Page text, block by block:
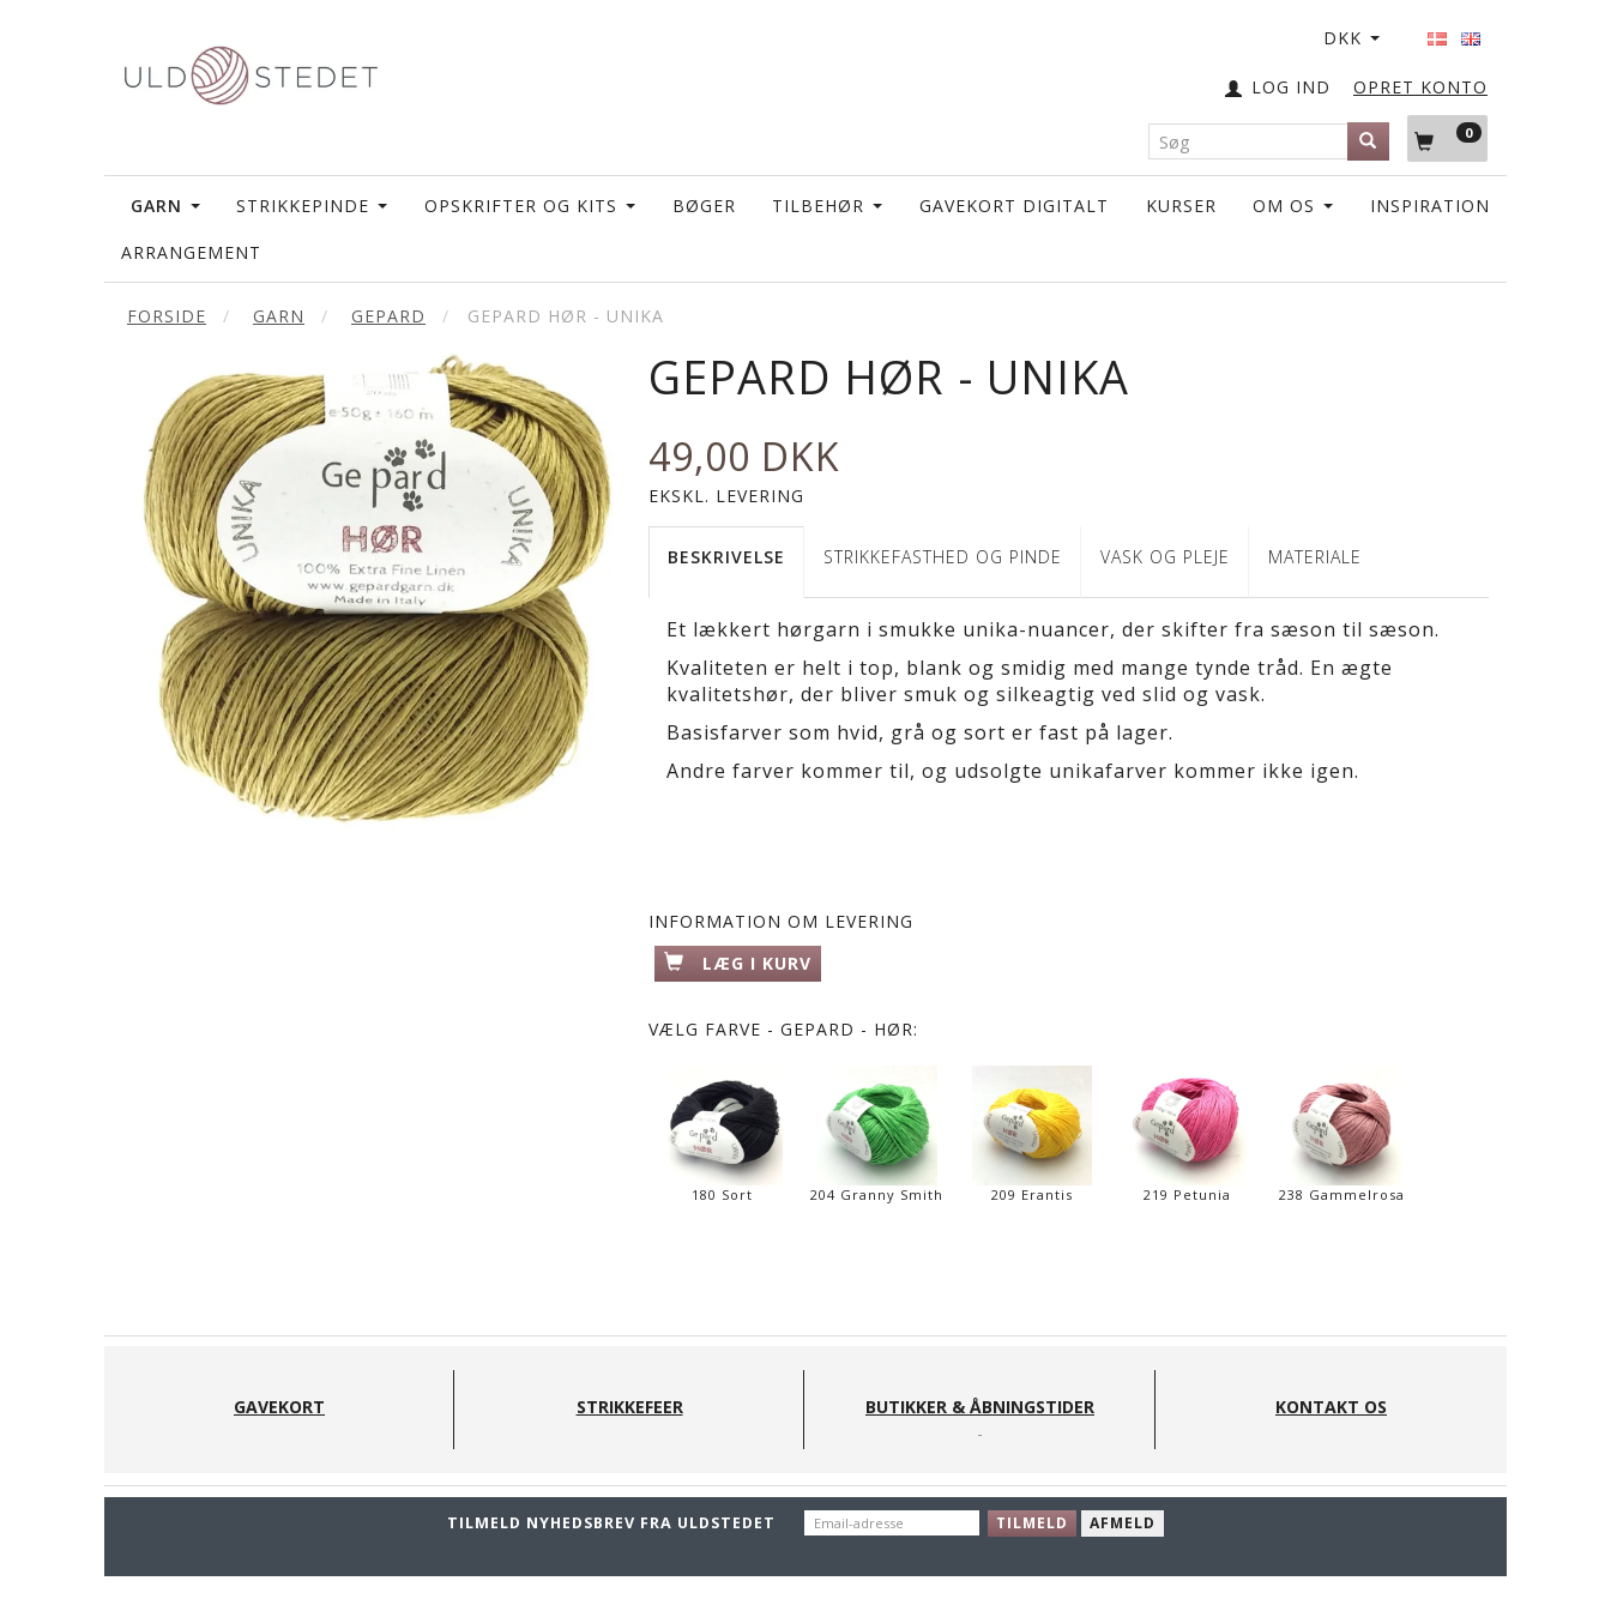
DKK
OPRET KONTO
LOG IND
0
GARN STRIKKEPINDE OPSKRIFTER OG KITS BØGER TILBEHØR GAVEKORT DIGITALT KURSER OM OS INSPIRATION
ARRANGEMENT
FORSIDE GARN GEPARD GEPARD HØR - UNIKA
GEPARD HØR - UNIKA
49,00 DKK
EKSKL. LEVERING
BESKRIVELSE STRIKKEFASTHED OG PINDE VASK OG PLEJE MATERIALE
Et lækkert hørgarn i smukke unika-nuancer, der skifter fra sæson til sæson.
Kvaliteten er helt i top, blank og smidig med mange tynde tråd. En ægte
kvalitetshør, der bliver smuk og silkeagtig ved slid og vask.
Basisfarver som hvid, grå og sort er fast på lager.
Andre farver kommer til, og udsolgte unikafarver kommer ikke igen.
INFORMATION OM LEVERING
LÆG I KURV
VÆLG FARVE - GEPARD - HØR:
180 Sort 204 Granny Smith 209 Erantis 219 Petunia 238 Gammelrosa
GAVEKORT STRIKKEFEER BUTIKKER & ÅBNINGSTIDER KONTAKT OS
TILMELD NYHEDSBREV FRA ULDSTEDET
EMAIL-
ADRESSE
TILMELD AFMELD